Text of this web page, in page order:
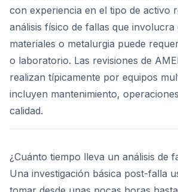
con experiencia en el tipo de activo
análisis físico de fallas que involucra
materiales o metalurgia puede
o laboratorio. Las revisiones de
realizan típicamente por equipos
incluyen mantenimiento,
calidad.
¿Cuánto tiempo lleva un análisis de
Una investigación básica post-falla